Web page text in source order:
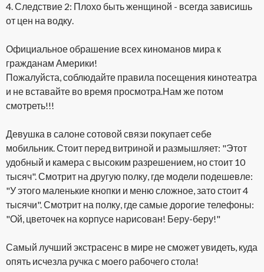
4. Следствие 2: Плохо быть женщиной - всегда зависишь
от цен на водку.
Официальное обрашение всех киноманов мира к
гражданам Америки!
Пожалуйста, соблюдайте правила посещения кинотеатра
и не вставайте во время просмотра.Нам же потом
смотреть!!!
Девушка в салоне сотовой связи покупает себе
мобильник. Стоит перед витриной и размышляет: "Этот
удобный и камера с высоким разрешением, но стоит 10
тысяч". Смотрит на другую полку, где модели подешевле:
"У этого маленькие кнопки и меню сложное, зато стоит 4
тысячи". Смотрит на полку, где самые дорогие телефоны:
"Ой, цветочек на корпусе нарисован! Беру-беру!"
Самый лучший экстрасенс в мире не сможет увидеть, куда
опять исчезла ручка с моего рабочего стола!